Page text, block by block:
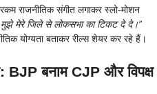
राजनीतिक संगीत लगाकर स्लो-मोशन
मेरे जिले से लोकसभा का टिकट दे दे।”
योग्यता बताकर रील्स शेयर कर रहे हैं।
BJP बनाम CJP और विपक्ष